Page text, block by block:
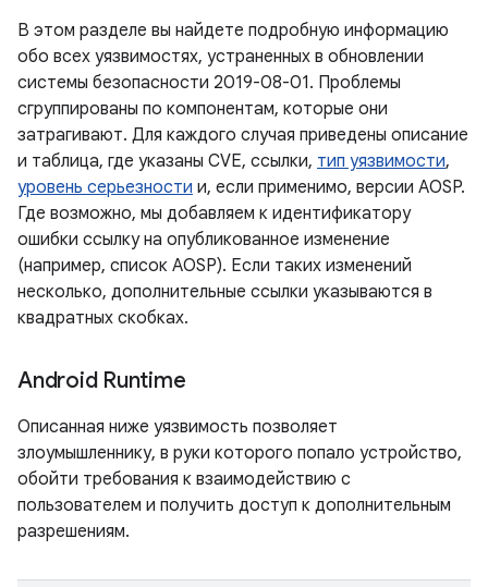
В этом разделе вы найдете подробную информацию
обо всех уязвимостях, устраненных в обновлении
системы безопасности 2019-08-01. Проблемы
сгруппированы по компонентам, которые они
затрагивают. Для каждого случая приведены описание
и таблица, где указаны CVE, ссылки, тип уязвимости,
уровень серьезности и, если применимо, версии AOSP.
Где возможно, мы добавляем к идентификатору
ошибки ссылку на опубликованное изменение
(например, список AOSP). Если таких изменений
несколько, дополнительные ссылки указываются в
квадратных скобках.
Android Runtime
Описанная ниже уязвимость позволяет
злоумышленнику, в руки которого попало устройство,
обойти требования к взаимодействию с
пользователем и получить доступ к дополнительным
разрешениям.